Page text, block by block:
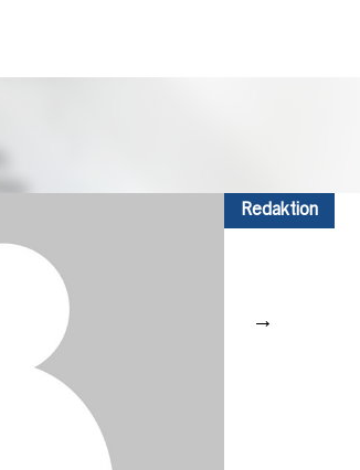
Redaktion
→